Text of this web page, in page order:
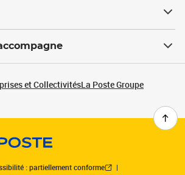
et CollectivitésLa Poste Groupe
: partiellement conforme